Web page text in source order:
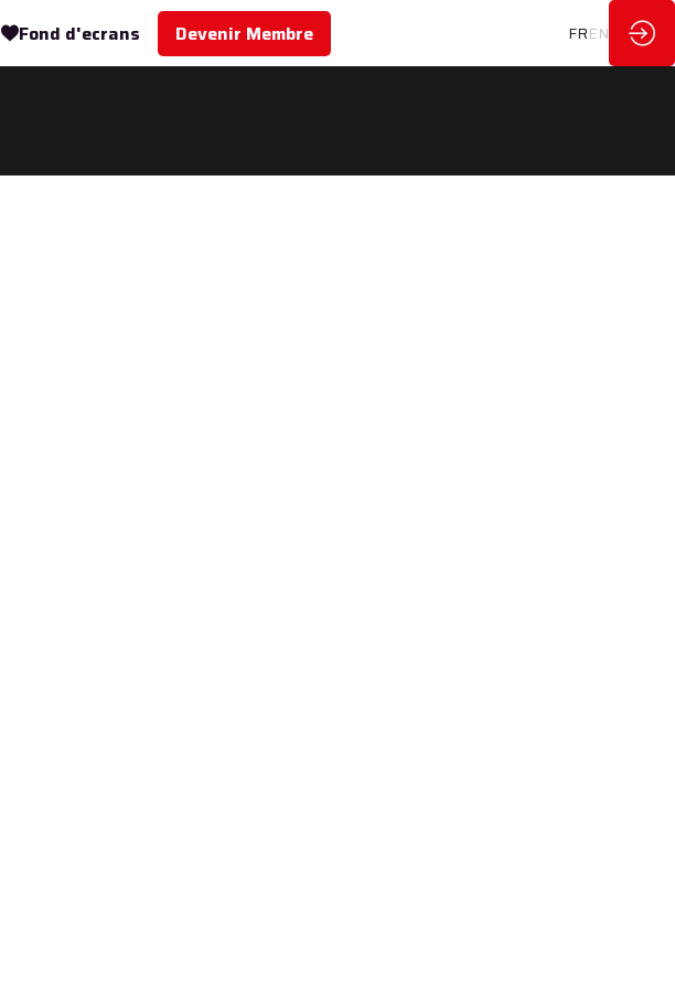
Fond d'ecrans Devenir Membre FREN